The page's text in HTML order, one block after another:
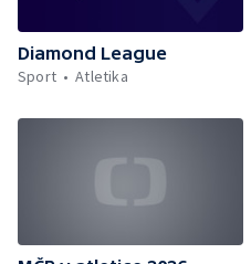
Diamond League
Sport
Atletika